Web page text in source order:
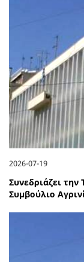
2026-07-19
Συνεδριάζει την
Συμβούλιο